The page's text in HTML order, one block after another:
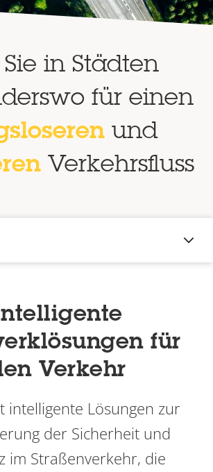
in Städten
für einen
und
Verkehrsfluss
für
Verkehr
intelligente Lösungen zur
der Sicherheit und
im Straßenverkehr, die